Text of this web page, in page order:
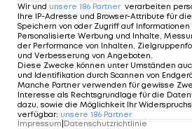
Mehr zum Thema
Wir und unsere 186 Partner verarbeiten
Ihre IP-Adresse und Browser-Attribute für
Speichern von oder Zugriff auf
Personalisierte Werbung und Inhalte,
der Performance von Inhalten,
und Verbesserung von Angeboten
Diese Zwecke können unter Umständen
und Identifikation durch Scannen von
Manche Partner verwenden für gewisse
Interesse als Rechtsgrundlage für die
dazu, sowie die Möglichkeit Ihr
verfügbar: unsere 186 Partner
Impressum|Datenschutzrichtlinie